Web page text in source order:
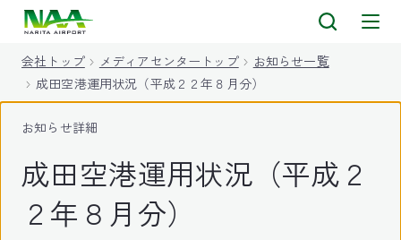
会社トップ メディアセンタートップ
お知らせ一覧
成田空港運用状況（平成２２年８月分）
お知らせ詳細
成田空港運用状況（平成２
２年８月分）